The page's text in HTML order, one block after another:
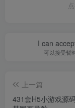
I can
可以接受暂
上一篇
431套H5小游戏源